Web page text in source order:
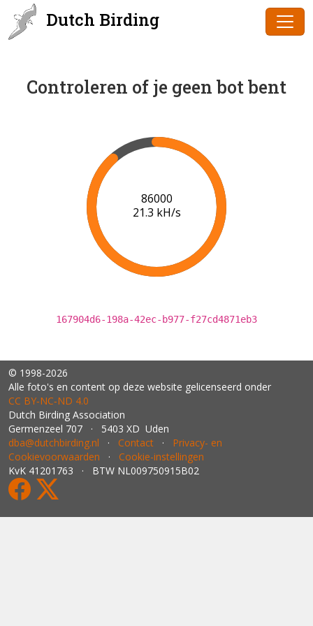
Dutch Birding
Controleren of je geen bot bent
86000
21.3 kH/s
167904d6-198a-42ec-b977-f27cd4871eb3
© 1998-2026
Alle foto's en content op deze website gelicenseerd onder
CC BY‑NC‑ND 4.0
Dutch Birding Association
Germenzeel 707 · 5403 XD Uden
dba@dutchbirding.nl · Contact · Privacy- en
Cookievoorwaarden · Cookie-instellingen
KvK 41201763 · BTW NL009750915B02